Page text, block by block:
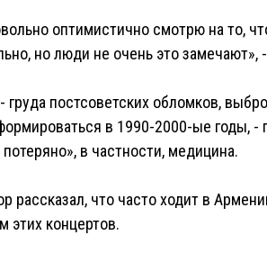
оптимистично смотрю на то,
но люди не очень это замечают»,
груда постсоветских обломков,
в 1990-2000-ые годы, -
в частности, медицина.
рассказал, что часто ходит в
этих концертов.